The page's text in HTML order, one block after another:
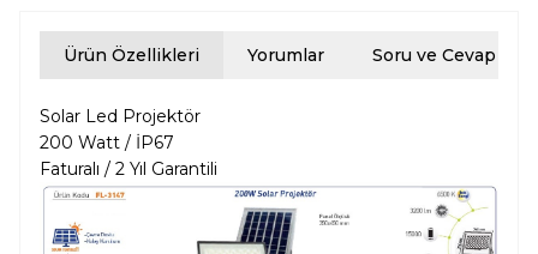
Ürün Özellikleri Yorumlar Soru ve Cevap
Solar Led Projektör
200 Watt / İP67
Faturalı / 2 Yıl Garantili